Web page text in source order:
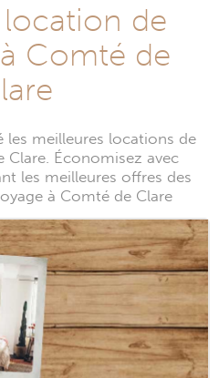
de
Comté de
les meilleures locations de
Clare. Économisez avec
les meilleures offres des
à Comté de Clare